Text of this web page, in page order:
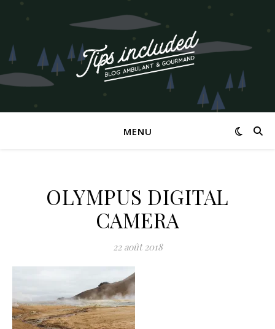
MENU
OLYMPUS DIGITAL
CAMERA
22 août 2018